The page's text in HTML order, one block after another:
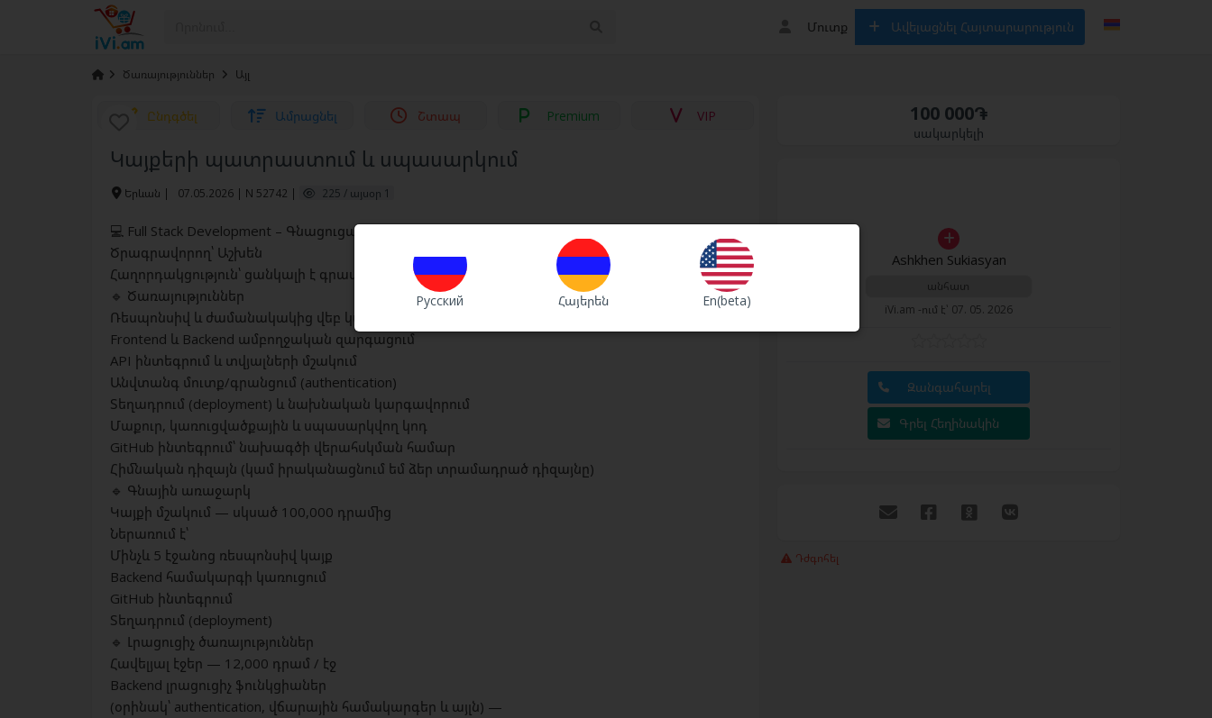
Русский Հայերեն En(beta)
Մուտք Ավելացնել Հայտարարություն
Ծառայություններ Այլ
Ընդգծել Ամրացնել Շտապ Premium VIP
Կայքերի պատրաստում և սպասարկում
Երևան | 07.05.2026 | N 52742 | 225 / այսօր 1
💻 Full Stack Development – Գնացուցակ
Ծրագրավորող՝ Աշխեն
Հաղորդակցություն՝ ցանկալի է գրավոր
🔹 Ծառայություններ
Ռեսպոնսիվ և ժամանակակից վեբ կայքերի մշակում
Frontend և Backend ամբողջական զարգացում
API ինտեգրում և տվյալների մշակում
Անվտանգ մուտք/գրանցում (authentication)
Տեղադրում (deployment) և նախնական կարգավորում
Մաքուր, կառուցվածքային և սպասարկվող կոդ
GitHub ինտեգրում՝ նախագծի վերահսկման համար
Հիմնական դիզայն (կամ իրականացնում եմ ձեր տրամադրած դիզայնը)
🔹 Գնային առաջարկ
Կայքի մշակում — սկսած 100,000 դրամից
Ներառում է՝
Մինչև 5 էջանոց ռեսպոնսիվ կայք
Backend համակարգի կառուցում
GitHub ինտեգրում
Տեղադրում (deployment)
🔹 Լրացուցիչ ծառայություններ
Հավելյալ էջեր — 12,000 դրամ / էջ
Backend լրացուցիչ ֆունկցիաներ
(օրինակ՝ authentication, վճարային համակարգեր և այլն) —
100 000֏
սակարկելի
Ashkhen Sukiasyan
անհատ
iVi.am -ում է՝ 07. 05. 2026
Զանգահարել
Գրել Հեղինակին
Դժգոհել